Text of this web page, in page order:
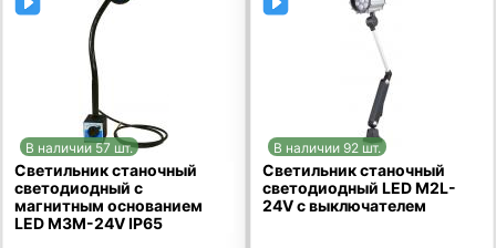
В наличии 57 шт.
Светильник станочный
светодиодный с
магнитным основанием
LED M3M-24V IP65
В наличии 92 шт.
Светильник станочный
светодиодный LED M2L-
24V с выключателем